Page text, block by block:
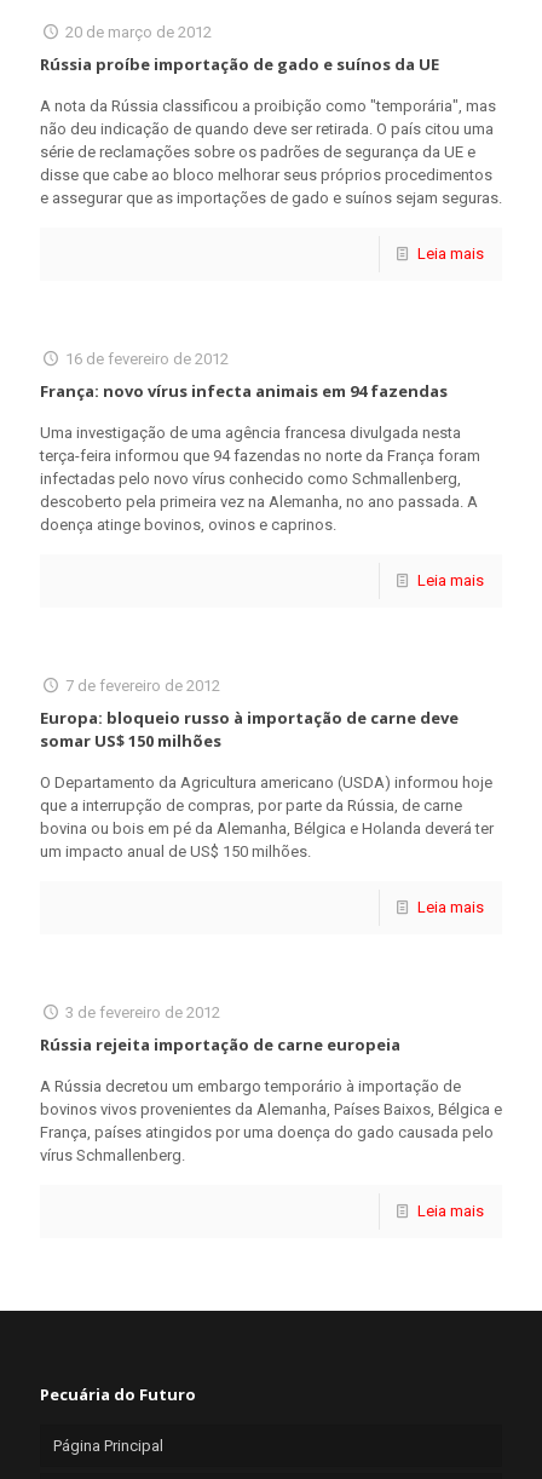
20 de março de 2012
Rússia proíbe importação de gado e suínos da UE
A nota da Rússia classificou a proibição como "temporária", mas
não deu indicação de quando deve ser retirada. O país citou uma
série de reclamações sobre os padrões de segurança da UE e
disse que cabe ao bloco melhorar seus próprios procedimentos
e assegurar que as importações de gado e suínos sejam seguras.
Leia mais
16 de fevereiro de 2012
França: novo vírus infecta animais em 94 fazendas
Uma investigação de uma agência francesa divulgada nesta
terça-feira informou que 94 fazendas no norte da França foram
infectadas pelo novo vírus conhecido como Schmallenberg,
descoberto pela primeira vez na Alemanha, no ano passada. A
doença atinge bovinos, ovinos e caprinos.
Leia mais
7 de fevereiro de 2012
Europa: bloqueio russo à importação de carne deve
somar US$ 150 milhões
O Departamento da Agricultura americano (USDA) informou hoje
que a interrupção de compras, por parte da Rússia, de carne
bovina ou bois em pé da Alemanha, Bélgica e Holanda deverá ter
um impacto anual de US$ 150 milhões.
Leia mais
3 de fevereiro de 2012
Rússia rejeita importação de carne europeia
A Rússia decretou um embargo temporário à importação de
bovinos vivos provenientes da Alemanha, Países Baixos, Bélgica e
França, países atingidos por uma doença do gado causada pelo
vírus Schmallenberg.
Leia mais
Pecuária do Futuro
Página Principal